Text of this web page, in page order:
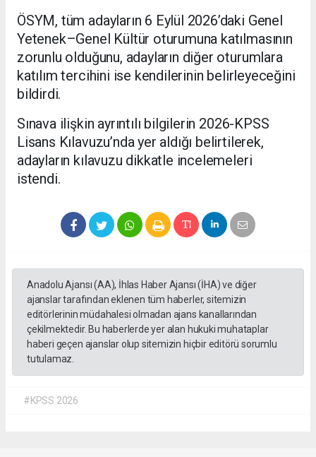
ÖSYM, tüm adayların 6 Eylül 2026’daki Genel
Yetenek–Genel Kültür oturumuna katılmasının
zorunlu olduğunu, adayların diğer oturumlara
katılım tercihini ise kendilerinin belirleyeceğini
bildirdi.
Sınava ilişkin ayrıntılı bilgilerin 2026-KPSS
Lisans Kılavuzu’nda yer aldığı belirtilerek,
adayların kılavuzu dikkatle incelemeleri
istendi.
Anadolu Ajansı (AA), İhlas Haber Ajansı (İHA) ve diğer
ajanslar tarafından eklenen tüm haberler, sitemizin
editörlerinin müdahalesi olmadan ajans kanallarından
çekilmektedir. Bu haberlerde yer alan hukuki muhataplar
haberi geçen ajanslar olup sitemizin hiçbir editörü sorumlu
tutulamaz.
#KPSS 2026